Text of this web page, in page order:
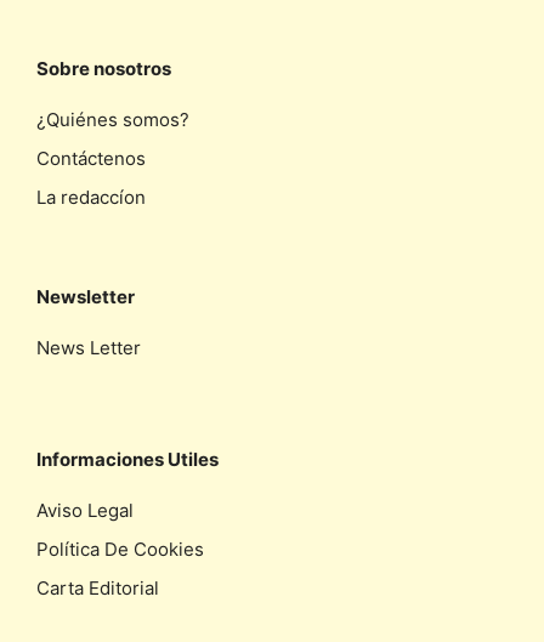
Sobre nosotros
¿Quiénes somos?
Contáctenos
La redaccíon
Newsletter
News Letter
Informaciones Utiles
Aviso Legal
Política De Cookies
Carta Editorial